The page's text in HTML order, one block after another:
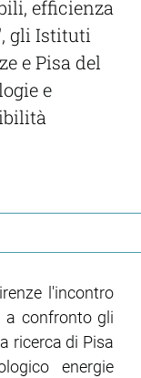
efficienza
gli Istituti
e Pisa del
e
l'incontro
a confronto gli
ricerca di Pisa
energie